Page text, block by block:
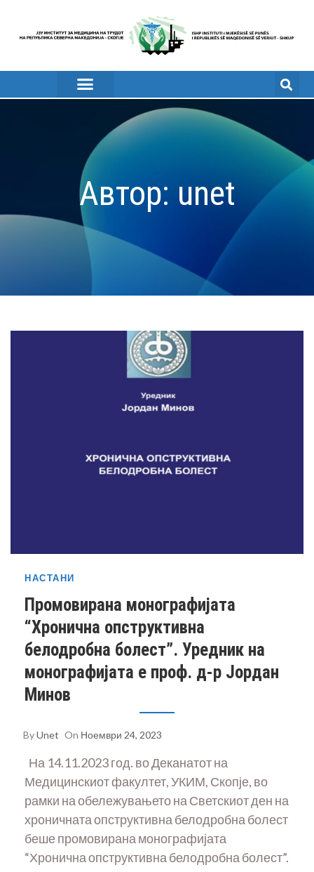
Автор: unet
НАСТАНИ
Промовирана монографијата
“Хронична опструктивна
белодробна болест”. Уредник на
монографијата е проф. д-р Јордан
Минов
ByUnet On Ноември 24, 2023
На 14.11.2023 год. во Деканатот на
Медицинскиот факултет, УКИМ, Скопје, во
рамки на обележувањето на Светскиот ден на
хроничната опструктивна белодробна болест
беше промовирана монографијата
“Хронична опструктивна белодробна болест”.